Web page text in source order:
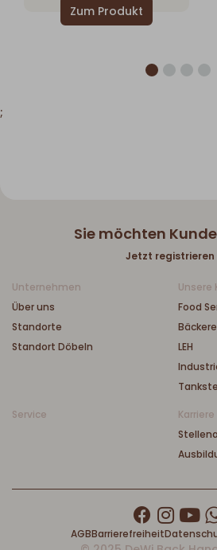
;
Sie möchten
Jetzt registrieren
Unternehmen
Über uns
Standorte
Standort Döbeln
Unsere
Food
LEH
Service
Karriere
AGBBarrierefreiheit